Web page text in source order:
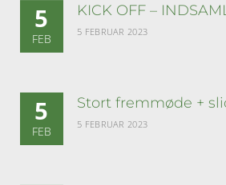
5
FEB
KICK OFF –
5 FEBRUAR 2023
5
FEB
Stort fremmøde +
5 FEBRUAR 2023